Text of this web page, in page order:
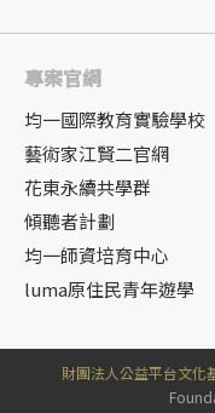
專案官網
均一國際教育實驗學校
藝術家江賢二官網
花東永續共學群
傾聽者計劃
均一師資培育中心
luma原住民青年遊學
財團法人公益平台文化